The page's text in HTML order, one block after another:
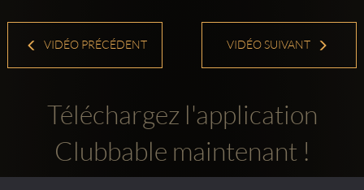
VIDÉO PRÉCÉDENT VIDÉO SUIVANT
Téléchargez l'application
Clubbable maintenant !